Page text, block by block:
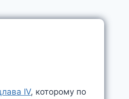
IV, которому по